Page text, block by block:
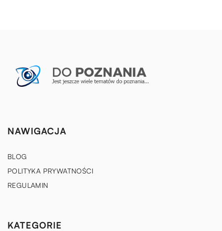
NAWIGACJA
BLOG
POLITYKA PRYWATNOŚCI
REGULAMIN
KATEGORIE